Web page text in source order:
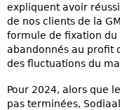
expliquent avoir
de nos clients de la
formule de fixation du
abandonnés au profit
des fluctuations du
Pour 2024, alors que
pas terminées,